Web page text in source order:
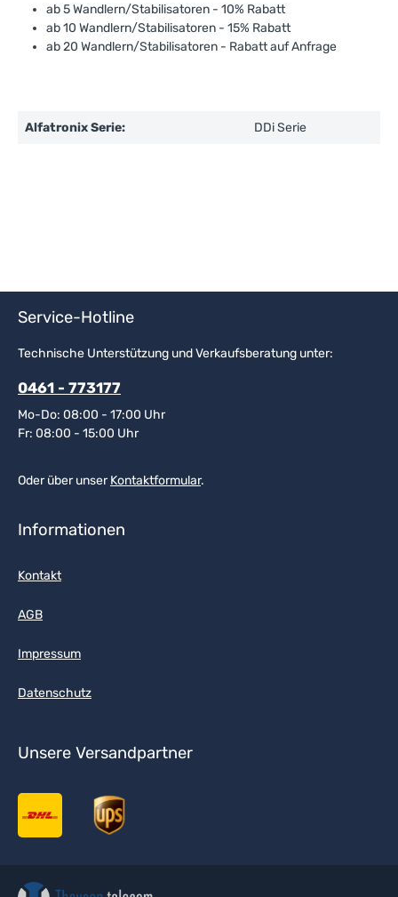
ab 5 Wandlern/Stabilisatoren - 10% Rabatt
ab 10 Wandlern/Stabilisatoren - 15% Rabatt
ab 20 Wandlern/Stabilisatoren - Rabatt auf Anfrage
Alfatronix Serie: DDi Serie
Service-Hotline
Technische Unterstützung und Verkaufsberatung unter:
0461 - 773177
Mo-Do: 08:00 - 17:00 Uhr
Fr: 08:00 - 15:00 Uhr
Oder über unserKontaktformular.
Informationen
Kontakt
AGB
Impressum
Datenschutz
Unsere Versandpartner